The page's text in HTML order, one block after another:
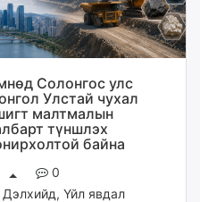
Солонгос улс
Улстай чухал
малтмалын
түншлэх
байна
0
Дэлхийд, Үйл явдал